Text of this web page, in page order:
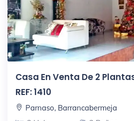
Casa En Venta De 2
REF: 1410
Parnaso, Barrancabermeja